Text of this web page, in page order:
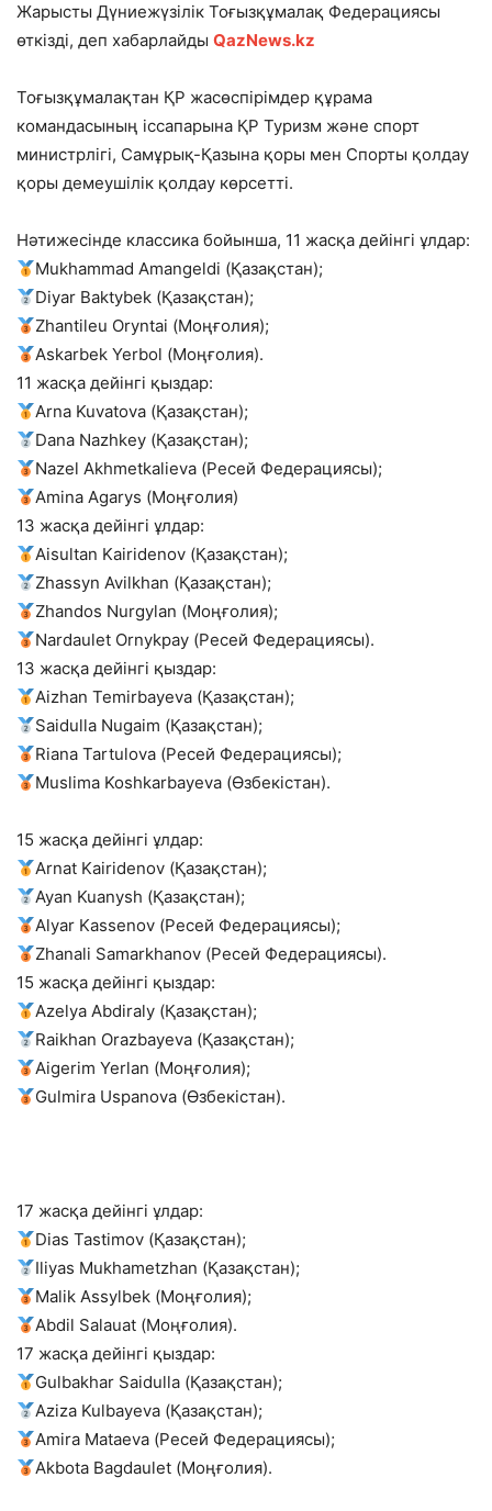
Жарысты Дүниежүзілік Тоғызқұмалақ Федерациясы
өткізді, деп хабарлайды QazNews.kz
Тоғызқұмалақтан ҚР жасөспірімдер құрама
командасының іссапарына ҚР Туризм және спорт
министрлігі, Самұрық-Қазына қоры мен Спорты қолдау
қоры демеушілік қолдау көрсетті.
Нәтижесінде классика бойынша, 11 жасқа дейінгі ұлдар:
Mukhammad Amangeldi (Қазақстан);
Diyar Baktybek (Қазақстан);
Zhantileu Oryntai (Моңғолия);
Askarbek Yerbol (Моңғолия).
11 жасқа дейінгі қыздар:
Arna Kuvatova (Қазақстан);
Dana Nazhkey (Қазақстан);
Nazel Akhmetkalieva (Ресей Федерациясы);
Amina Agarys (Моңғолия)
13 жасқа дейінгі ұлдар:
Aisultan Kairidenov (Қазақстан);
Zhassyn Avilkhan (Қазақстан);
Zhandos Nurgylan (Моңғолия);
Nardaulet Ornykpay (Ресей Федерациясы).
13 жасқа дейінгі қыздар:
Aizhan Temirbayeva (Қазақстан);
Saidulla Nugaim (Қазақстан);
Riana Tartulova (Ресей Федерациясы);
Muslima Koshkarbayeva (Өзбекістан).
15 жасқа дейінгі ұлдар:
Arnat Kairidenov (Қазақстан);
Ayan Kuanysh (Қазақстан);
Alyar Kassenov (Ресей Федерациясы);
Zhanali Samarkhanov (Ресей Федерациясы).
15 жасқа дейінгі қыздар:
Azelya Abdiraly (Қазақстан);
Raikhan Orazbayeva (Қазақстан);
Aigerim Yerlan (Моңғолия);
Gulmira Uspanova (Өзбекістан).
17 жасқа дейінгі ұлдар:
Dias Tastimov (Қазақстан);
Iliyas Mukhametzhan (Қазақстан);
Malik Assylbek (Моңғолия);
Abdil Salauat (Моңғолия).
17 жасқа дейінгі қыздар:
Gulbakhar Saidulla (Қазақстан);
Aziza Kulbayeva (Қазақстан);
Amira Mataeva (Ресей Федерациясы);
Akbota Bagdaulet (Моңғолия).